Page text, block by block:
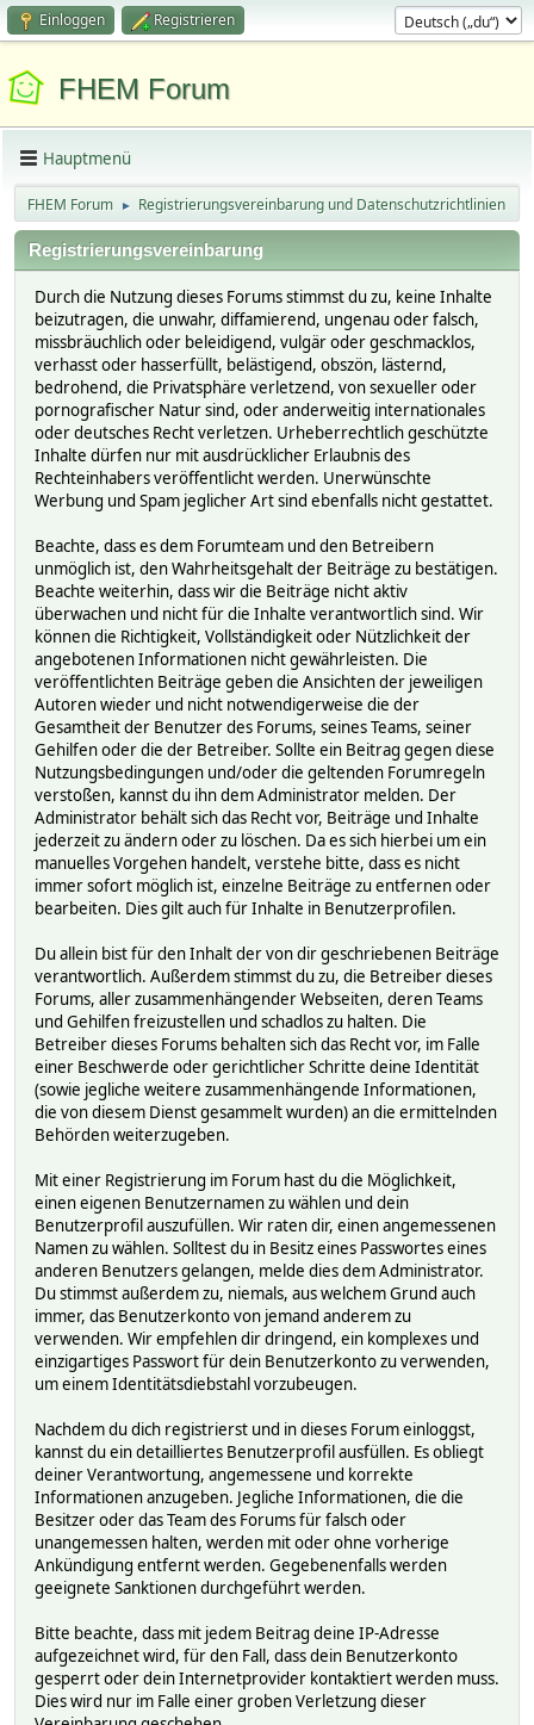
Einloggen Registrieren
FHEM Forum
Hauptmenü
FHEM Forum ► Registrierungsvereinbarung und Datenschutzrichtlinien
Registrierungsvereinbarung
Durch die Nutzung dieses Forums stimmst du zu, keine Inhalte
beizutragen, die unwahr, diffamierend, ungenau oder falsch,
missbräuchlich oder beleidigend, vulgär oder geschmacklos,
verhasst oder hasserfüllt, belästigend, obszön, lästernd,
bedrohend, die Privatsphäre verletzend, von sexueller oder
pornografischer Natur sind, oder anderweitig internationales
oder deutsches Recht verletzen. Urheberrechtlich geschützte
Inhalte dürfen nur mit ausdrücklicher Erlaubnis des
Rechteinhabers veröffentlicht werden. Unerwünschte
Werbung und Spam jeglicher Art sind ebenfalls nicht gestattet.
Beachte, dass es dem Forumteam und den Betreibern
unmöglich ist, den Wahrheitsgehalt der Beiträge zu bestätigen.
Beachte weiterhin, dass wir die Beiträge nicht aktiv
überwachen und nicht für die Inhalte verantwortlich sind. Wir
können die Richtigkeit, Vollständigkeit oder Nützlichkeit der
angebotenen Informationen nicht gewährleisten. Die
veröffentlichten Beiträge geben die Ansichten der jeweiligen
Autoren wieder und nicht notwendigerweise die der
Gesamtheit der Benutzer des Forums, seines Teams, seiner
Gehilfen oder die der Betreiber. Sollte ein Beitrag gegen diese
Nutzungsbedingungen und/oder die geltenden Forumregeln
verstoßen, kannst du ihn dem Administrator melden. Der
Administrator behält sich das Recht vor, Beiträge und Inhalte
jederzeit zu ändern oder zu löschen. Da es sich hierbei um ein
manuelles Vorgehen handelt, verstehe bitte, dass es nicht
immer sofort möglich ist, einzelne Beiträge zu entfernen oder
bearbeiten. Dies gilt auch für Inhalte in Benutzerprofilen.
Du allein bist für den Inhalt der von dir geschriebenen Beiträge
verantwortlich. Außerdem stimmst du zu, die Betreiber dieses
Forums, aller zusammenhängender Webseiten, deren Teams
und Gehilfen freizustellen und schadlos zu halten. Die
Betreiber dieses Forums behalten sich das Recht vor, im Falle
einer Beschwerde oder gerichtlicher Schritte deine Identität
(sowie jegliche weitere zusammenhängende Informationen,
die von diesem Dienst gesammelt wurden) an die ermittelnden
Behörden weiterzugeben.
Mit einer Registrierung im Forum hast du die Möglichkeit,
einen eigenen Benutzernamen zu wählen und dein
Benutzerprofil auszufüllen. Wir raten dir, einen angemessenen
Namen zu wählen. Solltest du in Besitz eines Passwortes eines
anderen Benutzers gelangen, melde dies dem Administrator.
Du stimmst außerdem zu, niemals, aus welchem Grund auch
immer, das Benutzerkonto von jemand anderem zu
verwenden. Wir empfehlen dir dringend, ein komplexes und
einzigartiges Passwort für dein Benutzerkonto zu verwenden,
um einem Identitätsdiebstahl vorzubeugen.
Nachdem du dich registrierst und in dieses Forum einloggst,
kannst du ein detailliertes Benutzerprofil ausfüllen. Es obliegt
deiner Verantwortung, angemessene und korrekte
Informationen anzugeben. Jegliche Informationen, die die
Besitzer oder das Team des Forums für falsch oder
unangemessen halten, werden mit oder ohne vorherige
Ankündigung entfernt werden. Gegebenenfalls werden
geeignete Sanktionen durchgeführt werden.
Bitte beachte, dass mit jedem Beitrag deine IP-Adresse
aufgezeichnet wird, für den Fall, dass dein Benutzerkonto
gesperrt oder dein Internetprovider kontaktiert werden muss.
Dies wird nur im Falle einer groben Verletzung dieser